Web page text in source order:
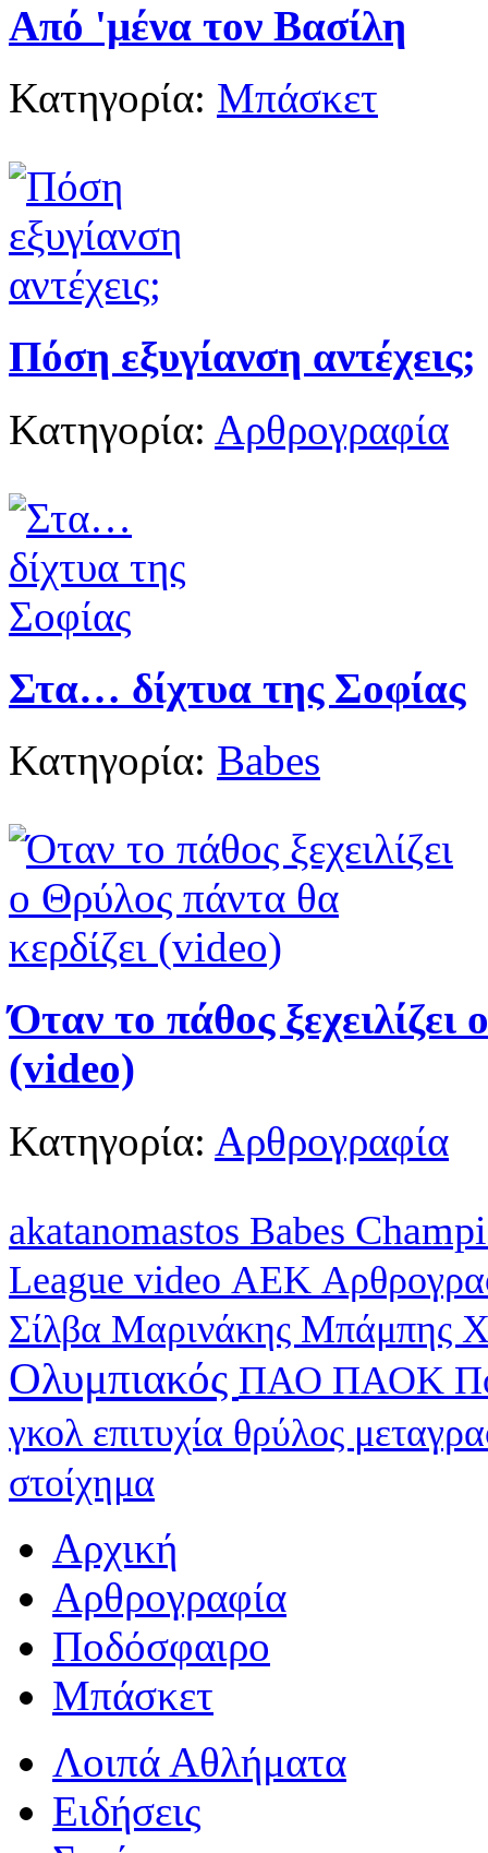
Από 'μένα τον Βασίλη
Κατηγορία: Μπάσκετ
Πόση εξυγίανση αντέχεις;
Κατηγορία: Αρθρογραφία
Στα… δίχτυα της Σοφίας
Κατηγορία: Babes
Όταν το πάθος
(video)
Κατηγορία: Αρθρογραφία
akatanomastos Babes
League video ΑΕΚ
Σίλβα Μαρινάκης Μπάμπης
Ολυμπιακός ΠΑΟ ΠΑΟΚ
γκολ επιτυχία θρύλος
στοίχημα
Αρχική
Αρθρογραφία
Ποδόσφαιρο
Μπάσκετ
Λοιπά Αθλήματα
Ειδήσεις